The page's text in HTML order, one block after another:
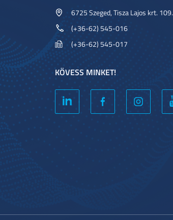
6725 Szeged, Tisza Lajos krt. 109.
(+36-62) 545-016
(+36-62) 545-017
KÖVESS MINKET!